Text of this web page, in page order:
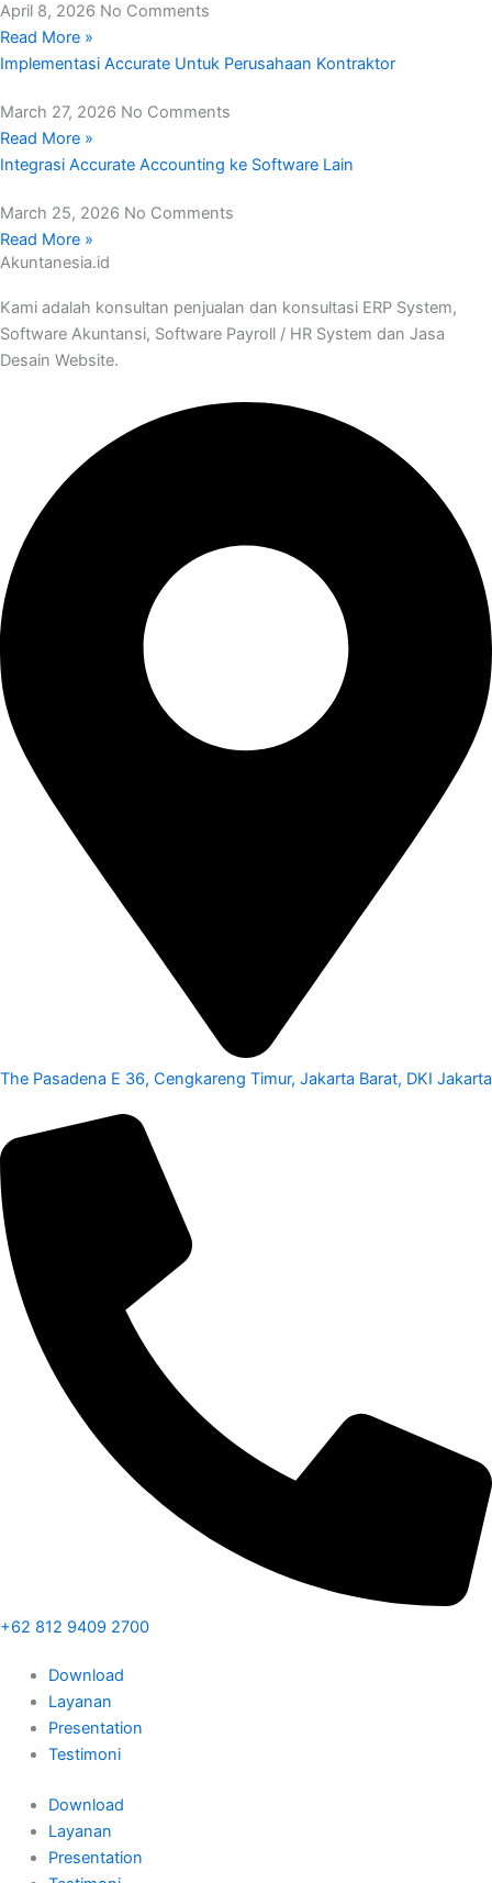
April 8, 2026 No Comments
Read More »
Implementasi Accurate Untuk Perusahaan Kontraktor
March 27, 2026 No Comments
Read More »
Integrasi Accurate Accounting ke Software Lain
March 25, 2026 No Comments
Read More »
Akuntanesia.id
Kami adalah konsultan penjualan dan konsultasi ERP System,
Software Akuntansi, Software Payroll / HR System dan Jasa
Desain Website.
The Pasadena E 36, Cengkareng Timur, Jakarta Barat, DKI Jakarta
+62 812 9409 2700
Download
Layanan
Presentation
Testimoni
Download
Layanan
Presentation